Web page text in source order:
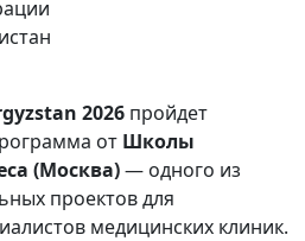
2026 пройдет
от Школы
(Москва)— одного из
проектов для
медицинских клиник.